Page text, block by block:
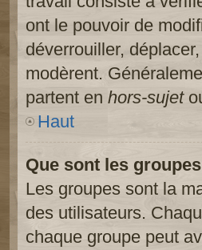
ont le pouvoir de
déverrouiller,
modèrent.
partent en hors-sujet
Haut
Que sont les
Les groupes sont la
des utilisateurs.
chaque groupe peut